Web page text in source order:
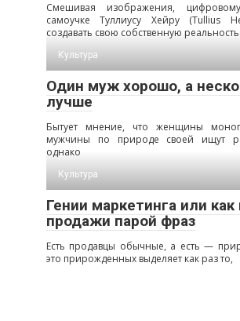
Смешивая изображения,
самоучке Туллиусу Хейру (Tullius
создавать свою собственную
Культура
Один муж хорошо, а
лучше
Бытует мнение, что женщины
мужчины по природе своей ищут
однако
Культура
Гении маркетинга или
продажи парой фраз
Есть продавцы обычные, а есть —
это прирожденных выделяет как раз то,